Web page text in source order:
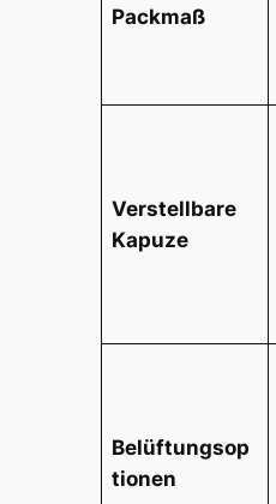
Packmaß
Verstellbare
Kapuze
Belüftungsop
tionen